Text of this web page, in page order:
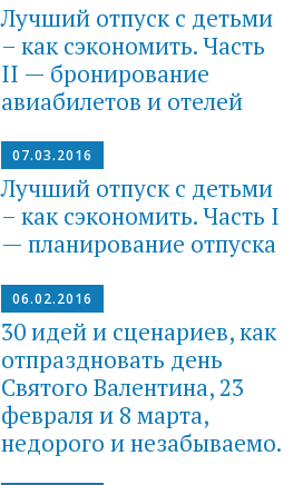
Лучший отпуск с детьми
– как сэкономить. Часть
II — бронирование
авиабилетов и отелей
07.03.2016
Лучший отпуск с детьми
– как сэкономить. Часть I
— планирование отпуска
06.02.2016
30 идей и сценариев, как
отпраздновать день
Святого Валентина, 23
февраля и 8 марта,
недорого и незабываемо.